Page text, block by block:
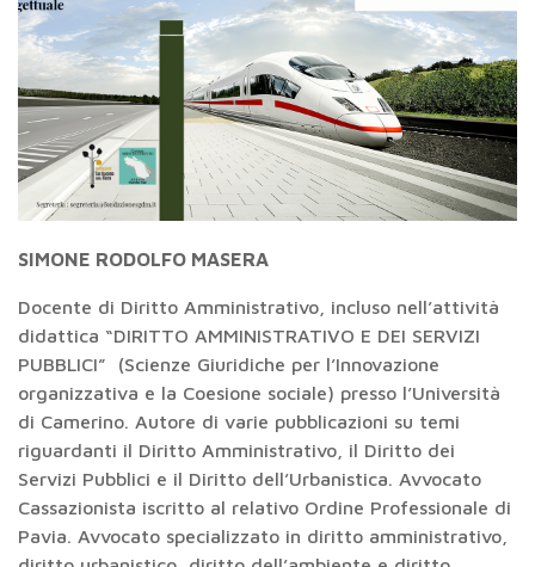
SIMONE RODOLFO MASERA
Docente di Diritto Amministrativo, incluso nell’attività
didattica “DIRITTO AMMINISTRATIVO E DEI SERVIZI
PUBBLICI” (Scienze Giuridiche per l’Innovazione
organizzativa e la Coesione sociale) presso l’Università
di Camerino. Autore di varie pubblicazioni su temi
riguardanti il Diritto Amministrativo, il Diritto dei
Servizi Pubblici e il Diritto dell’Urbanistica. Avvocato
Cassazionista iscritto al relativo Ordine Professionale di
Pavia. Avvocato specializzato in diritto amministrativo,